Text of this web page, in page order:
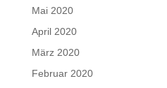
Mai 2020
April 2020
März 2020
Februar 2020